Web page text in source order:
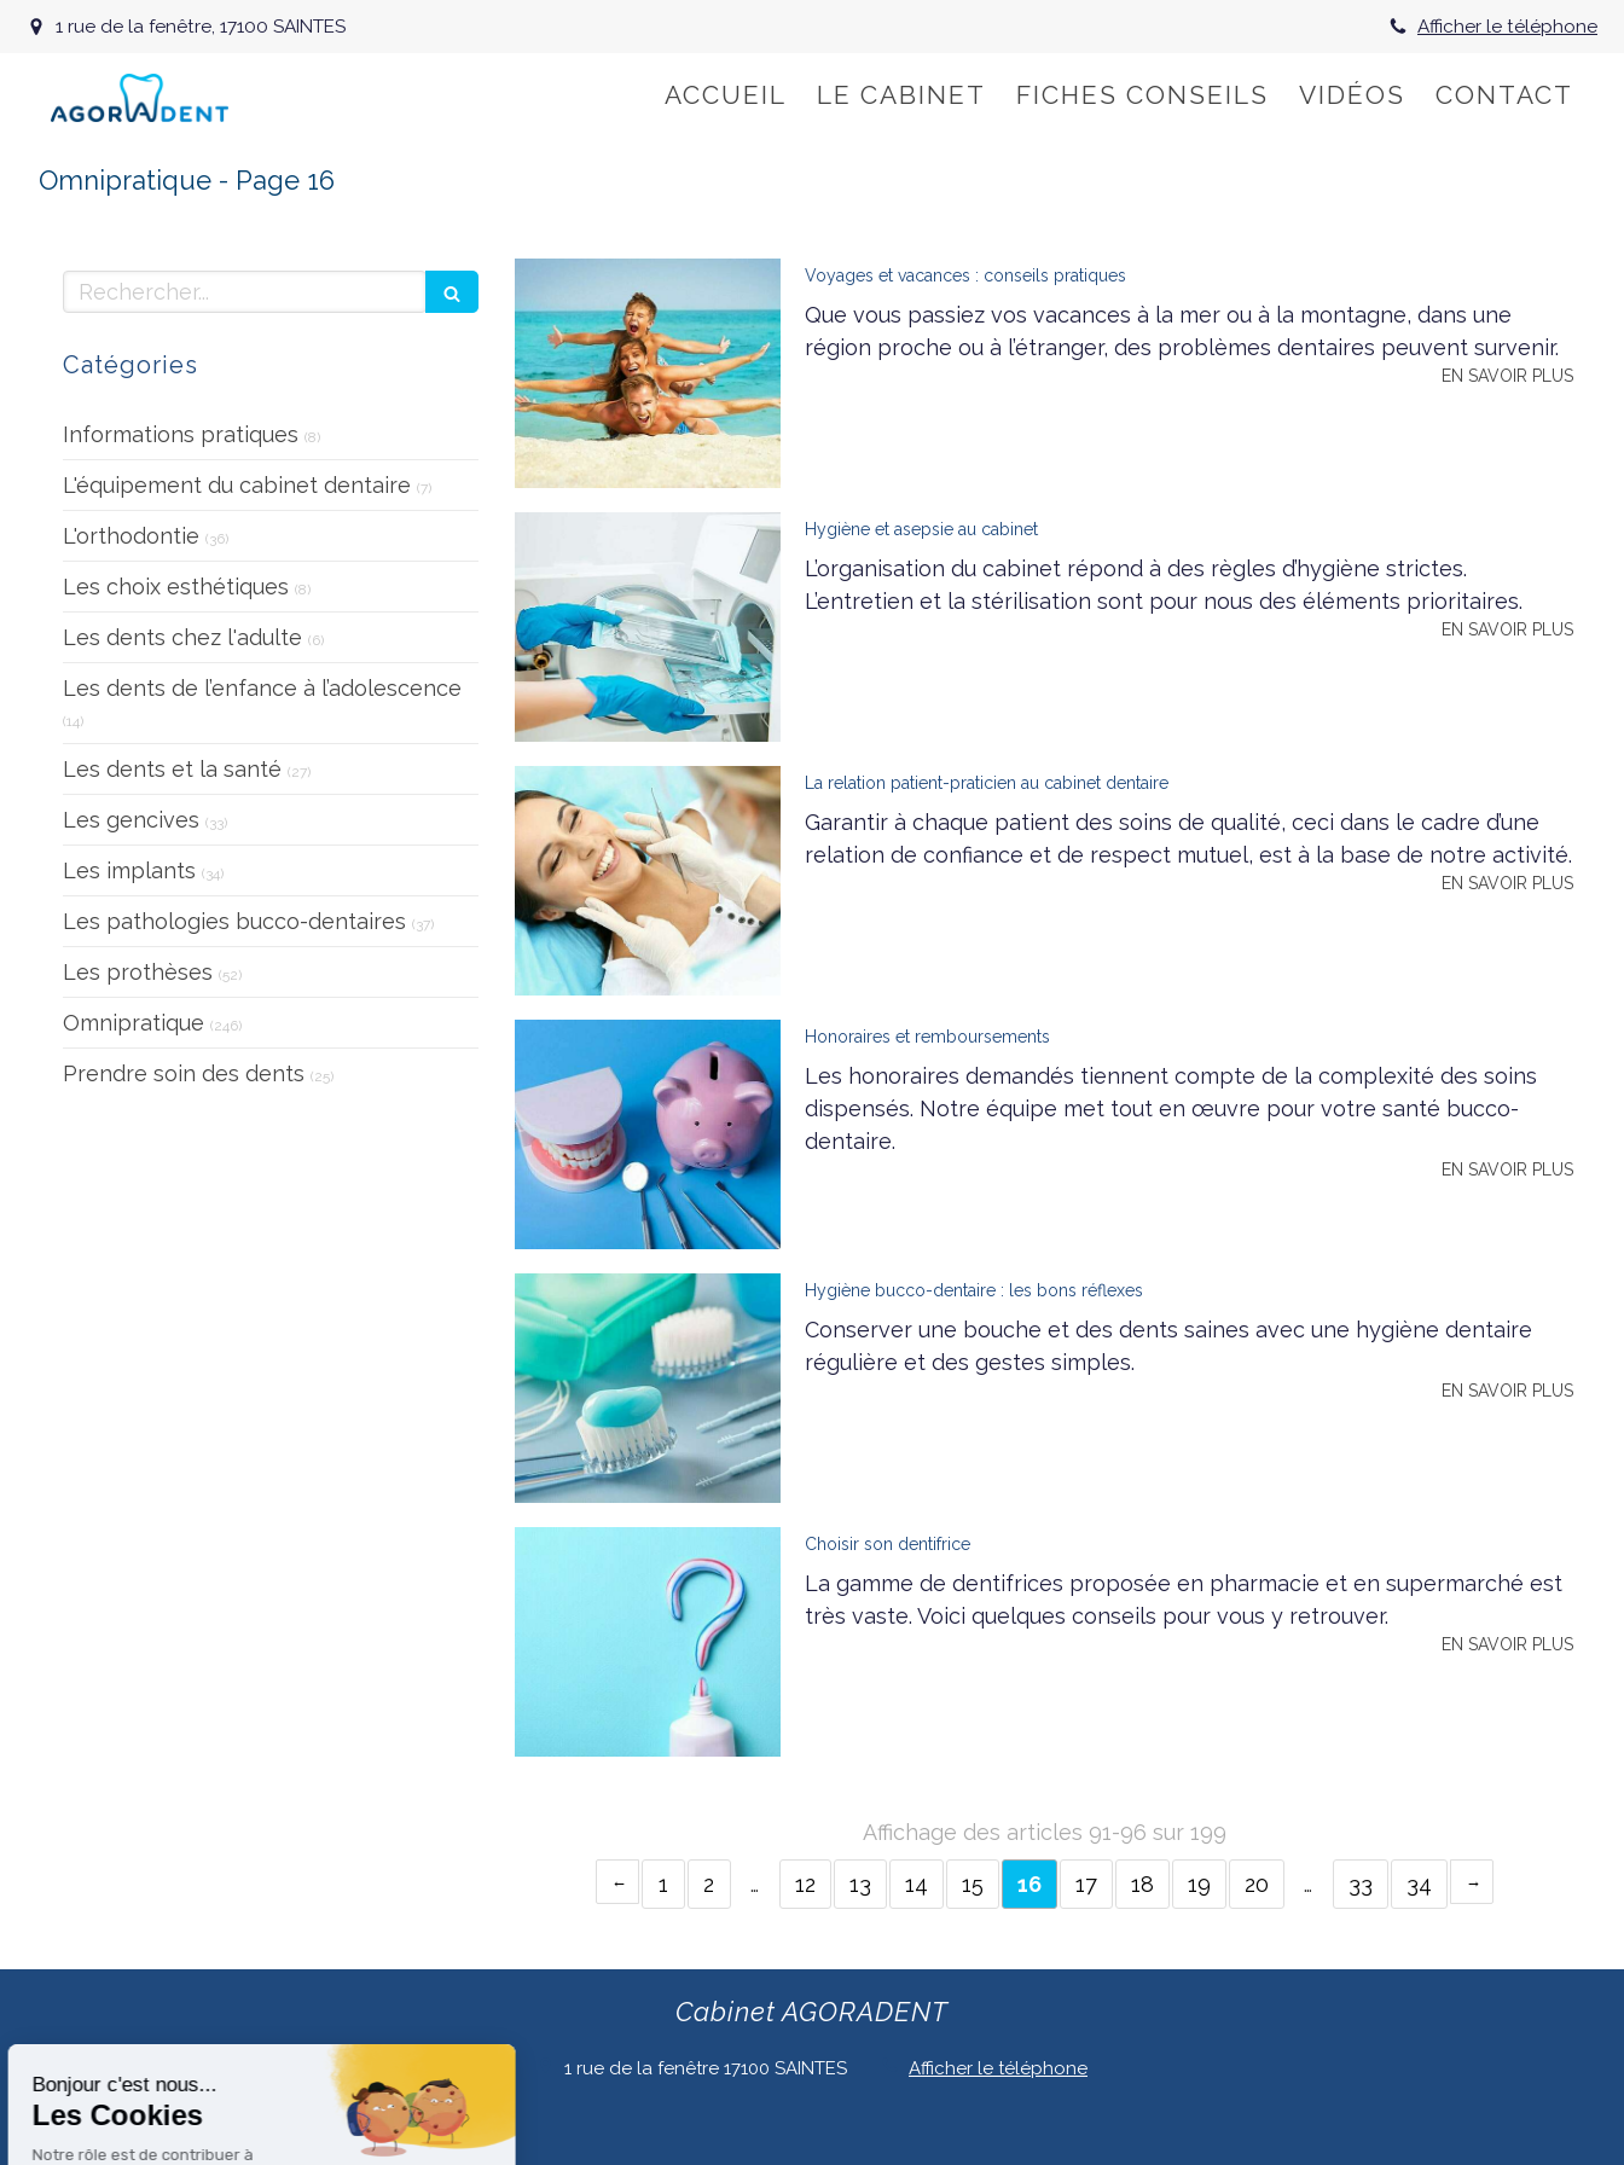
1 rue de la fenêtre, 17100 SAINTES Afficher le téléphone
ACCUEIL LE CABINET FICHES CONSEILS VIDÉOS CONTACT
Omnipratique - Page 16
Voyages et vacances : conseils pratiques
Que vous passiez vos vacances à la mer ou à la montagne, dans une
région proche ou à l’étranger, des problèmes dentaires peuvent survenir.
EN SAVOIR PLUS
Hygiène et asepsie au cabinet
L’organisation du cabinet répond à des règles d’hygiène strictes.
L’entretien et la stérilisation sont pour nous des éléments prioritaires.
EN SAVOIR PLUS
La relation patient-praticien au cabinet dentaire
Garantir à chaque patient des soins de qualité, ceci dans le cadre d’une
relation de confiance et de respect mutuel, est à la base de notre activité.
EN SAVOIR PLUS
Honoraires et remboursements
Les honoraires demandés tiennent compte de la complexité des soins
dispensés. Notre équipe met tout en œuvre pour votre santé bucco-
dentaire.
EN SAVOIR PLUS
Hygiène bucco-dentaire : les bons réflexes
Conserver une bouche et des dents saines avec une hygiène dentaire
régulière et des gestes simples.
EN SAVOIR PLUS
Choisir son dentifrice
La gamme de dentifrices proposée en pharmacie et en supermarché est
très vaste. Voici quelques conseils pour vous y retrouver.
EN SAVOIR PLUS
Affichage des articles 91-96 sur 199
1 2 … 12 13 14 15 16 17 18 19 20 … 33 34
Rechercher
Catégories
Informations pratiques (8)
L'équipement du cabinet dentaire (7)
L'orthodontie (36)
Les choix esthétiques (8)
Les dents chez l'adulte (6)
Les dents de l’enfance à l’adolescence
(14)
Les dents et la santé (27)
Les gencives (33)
Les implants (34)
Les pathologies bucco-dentaires (37)
Articles Count
Les prothèses (52)
Omnipratique (246)
Prendre soin des dents (25)
Cabinet AGORADENT
1 rue de la fenêtre 17100 SAINTES Afficher le téléphone